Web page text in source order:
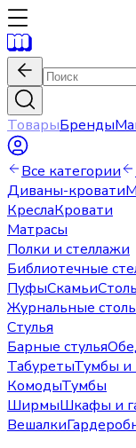
ТоварыБренды
Все категории
Диваны-кровати
КреслаКровати
Матрасы
Полки и стеллажи
Библиотечные
ПуфыСкамьи
Журнальные
Стулья
Барные стулья
ТабуретыТумбы и
КомодыТумбы
ШирмыШкафы и
Вешалки